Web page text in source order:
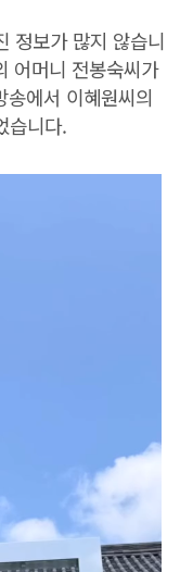
정보가 많지 않습니
어머니 전봉숙씨가
에서 이혜원씨의
습니다.